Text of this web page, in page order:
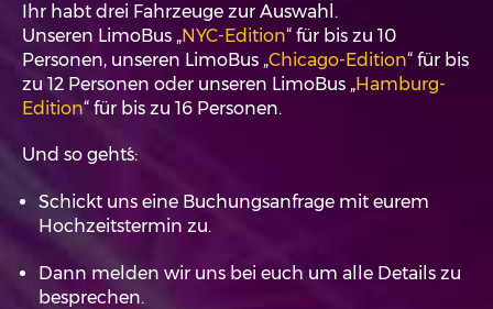
Ihr habt drei Fahrzeuge zur Auswahl.
Unseren LimoBus „NYC-Edition“ für bis zu 10
Personen, unseren LimoBus „Chicago-Edition“ für bis
zu 12 Personen oder unseren LimoBus „Hamburg-
Edition“ für bis zu 16 Personen.
Und so geht´s:
Schickt uns eine Buchungsanfrage mit eurem
Hochzeitstermin zu.
Dann melden wir uns bei euch um alle Details zu
besprechen.